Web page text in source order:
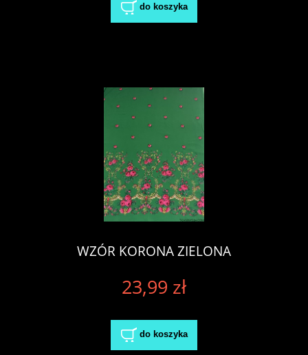
do koszyka
WZÓR KORONA ZIELONA
23,99 zł
do koszyka